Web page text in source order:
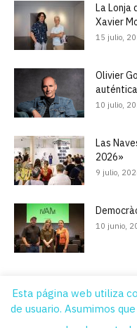
La Lonja
Xavier
15 julio,
Olivier
10 julio,
Las
2026»
9 julio,
10 junio,
Quiénes Somos Contacto
Esta página web utiliza
de usuario. Asumimos